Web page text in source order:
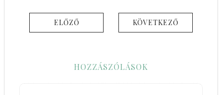
ELŐZŐ KÖVETKEZŐ
HOZZÁSZÓLÁSOK